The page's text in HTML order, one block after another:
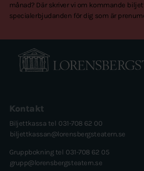
månad? Där skriver vi om kommande
specialerbjudanden för dig som är
Kontakt
Biljettkassa tel 031-708 62 00
biljettkassan@lorensbergsteatern.se
Gruppbokning tel 031-708 62 05
grupp@lorensbergsteatern.se